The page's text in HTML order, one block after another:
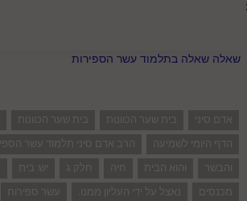
שאלה שאלה בתלמוד עשר הספירות
אדם סיני בית שער הכוונות בית שער הכוונות
הדף היומי לשמיעה
הרב אדם סיני תלמוד עשר
והבשר
והוא הבית חיה חלק ג יש: בית
מכנסים
נאצל על ידי העליון ממנו.
עשר ספירות